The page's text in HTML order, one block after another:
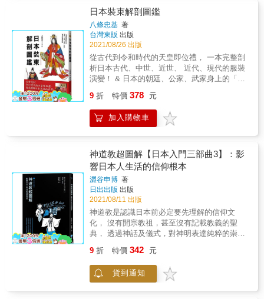
人，是很會談戀愛的男人；大人女子不是指成
年女生，而是代表你已經不是年輕女孩，但也
還不是歐巴桑的三四十代女子；夫源病是指讓
日本高齡女性患上不明頭痛、頭暈、耳鳴，甚
至是自律神經失調的隱忍婚姻疾病；乙男不是
家中第二個男孩，而是手巧又專業的粉紅系男
孩；蟻女不是工作認真的女孩兒，而是小巧又
可愛的袖珍女。還有高麗菜捲男、蘆筍培根
男、保留君、歐巴桑軍團、導航姬、歷女
&hellip;&hellip;五花八門的時代標籤，不斷增
生！ 這些，都是代表日本近代至當代社會發展
的重要語彙，你也許聽過，說不定還常常使
趣，非常會下標籤！ ||| 日本世代標籤精彩摘錄
||| 蛇顏男（鹽男的延伸） 特徵是臉小、左右眼
之間的距離較遠、單眼皮三白眼、適合穿窄身
衣，給人如無機物的冷淡印象，散發一股無以
形容的性感，代表男演員是綾野剛。看雜誌文
章如此描述「蛇顏男」特徵，我有點懷疑，這
應該是時尚雜誌編輯部為了讓雜誌大賣，而二○
一三年剛好是蛇年，於是定義出「蛇顏男」的
特徵，再列出眾多有人氣的男演員名單。「蛇
顏男」代表男演員是綾野剛、松田龍平＆翔太
客居多的餐飲店或酒館召開酒宴的女子會」，
有時會簡稱為「おやじ会」（oyajikai／大叔
會）。她們不會挑選時髦咖啡廳或高級居酒
你很可能不知道它們的由來。 & 本書追溯從江
戶時期到明治時期的軼聞趣事，探索日本國民
如何爭相倣效丼飯作法，以及享用丼飯的熱切
心境。想一窺大和庶民生活核心，領略日本邁
向近代的驅動力，就從了解這五種丼飯開始！
& ▼五大丼飯：從江戶到明治時期日本五大國
民美食 & 1.天丼：攤販的用心，加上一點巧合
最早一位攤販將高級食材當成天婦羅的餡料，
引起江戶人的注意，而攤販旁邊恰好有一家賣
婦羅蕎麥麵。到了明治時期，更出現了天婦羅
專賣店，其中有商家開發新菜單──天丼，將天
丼打造成東京名產。 & 2.豬排丼：日洋合璧的
料理傑作 豬排丼展現本土化特色，將外來食品
客製化城日本國民喜愛的滋味。很長時間，日
本人不吃豬肉，直到江戶時期出現獸肉店，才
開始吃豬肉。炸肉排源自英國，到了明治末期
日本發展出獨有的作法──炸豬排，而將炸豬排
盛在丼飯上，就成為了豬排丼。 & 3.牛丼：男
性庶民能量來源 針對男性勞動階層所烹製的菜
色，快速、便利且滋養。受到訪日歐洲人的影
響，日本人開始吃牛肉。對做粗工的工人來
食。牛肉料理促進了牛肉火鍋的流行，將燉牛
肉盛在丼飯上，就是一道牛丼。在東京大地震
後，更成為災民救世主的角色，在市民間流行
開來。 & 4.鰻魚丼：日本丼飯的始祖 在丼飯誕
日本裝束解剖圖鑑
八條忠基 著
台灣東販 出版
2021/08/26 出版
從古代到令和時代的天皇即位禮， 一本完整剖
析日本古代、中世、近世、 近代、現代的服裝
演變！ & 日本的朝廷、公家、武家身上的「裝
文樣代表什麼意義？當時的時代背景又是如
何？ 日本裝束是以中國為本，逐漸發展出自己
的風格，並在平安時代達到風雅的頂點。之
畫的方式進行解說，帶領讀者深入探究色彩繽
紛的有職故實的世界，一窺古代宮中華麗鮮豔
的束帶、十二單、狩衣與水干等，以及現代大
河劇與神社中皆可看到的日本傳統「裝束」，
在剪裁、構造與功用上，究竟隱藏了哪些巧思
束 第2章 平安時代的裝束 第3章 鎌倉時代的
裝束 第4章 室町～戰國時代的裝束 第5章 江
戶時代的裝束 第6章 明治時代以後的裝束 第7
章 現代的裝束
9 折 特價 378 元
加入購物車
神道教超圖解【日本入門三部曲3】：影
響日本人生活的信仰根本
澀谷申博 著
日出出版 出版
2021/08/11 出版
神道教是認識日本前必定要先理解的信仰文
化， 沒有開宗教祖，甚至沒有記載教義的聖
典， 透過神話及儀式，對神明表達純粹的崇敬
&hellip;&hellip;早已融入在日本人的生活中，對
我們而言，有點熟悉又有些陌生。本書將神道
教的起源、眾神傳說及其庇佑之神力、儀式的
9 折 特價 342 元
貨到通知